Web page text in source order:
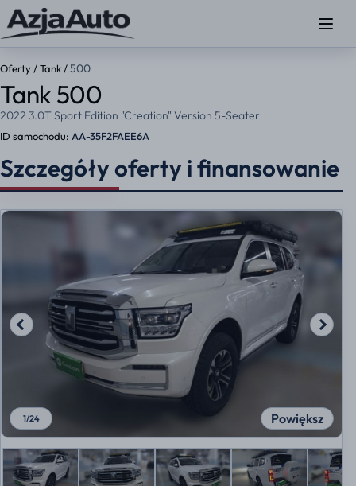
Oferty /Tank /500
Tank 500
2022 3.0T Sport Edition "Creation" Version 5-Seater
ID samochodu: AA-35F2FAEE6A
Szczegóły oferty i finansowanie
Powiększ
1/24